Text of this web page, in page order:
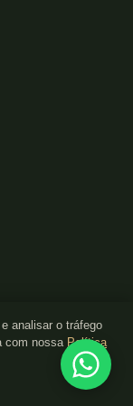
· Pratinha/MG
analisar o tráfego
com nossa Política